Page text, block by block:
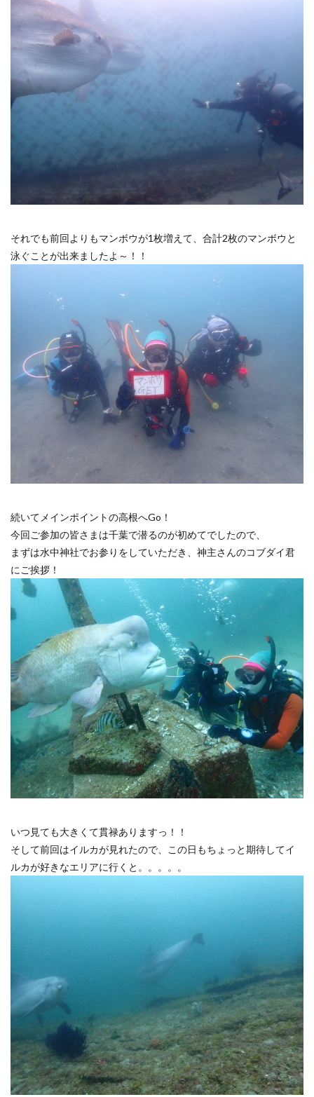
それでも前回よりもマンボウが1枚増えて、合計2枚のマンボウと
泳ぐことが出来ましたよ～！！
続いてメインポイントの高根へGo！
今回ご参加の皆さまは千葉で潜るのが初めてでしたので、
まずは水中神社でお参りをしていただき、神主さんのコブダイ君
にご挨拶！
いつ見ても大きくて貫禄ありますっ！！
そして前回はイルカが見れたので、この日もちょっと期待してイ
ルカが好きなエリアに行くと。。。。。